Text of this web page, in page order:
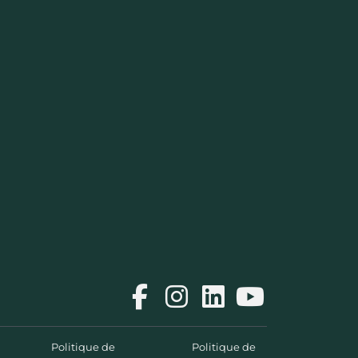
Politique de
Politique de